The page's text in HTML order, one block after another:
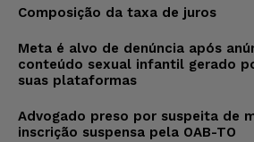
Composição da taxa de juros
Meta é alvo de denúncia após
conteúdo sexual infantil gerado
suas plataformas
Advogado preso por suspeita de
inscrição suspensa pela OAB-TO